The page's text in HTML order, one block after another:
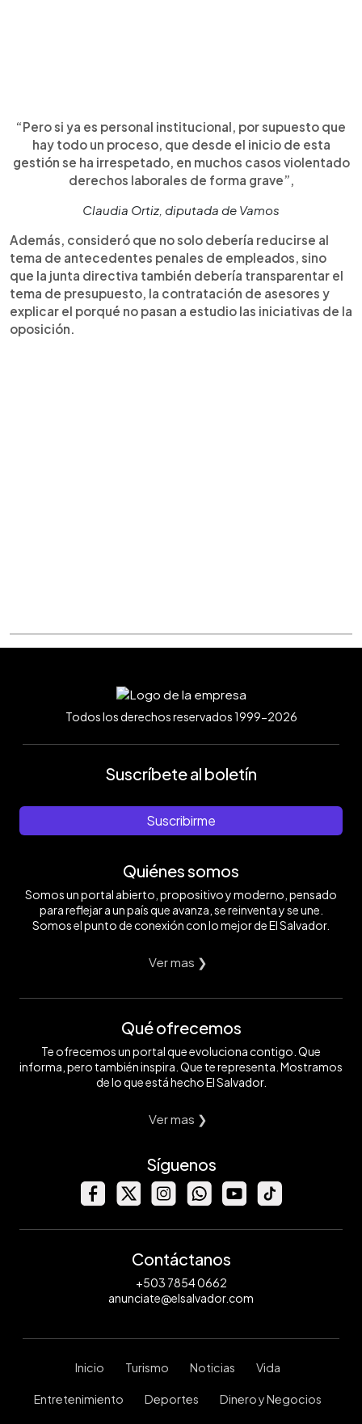
“Pero si ya es personal institucional, por supuesto que
hay todo un proceso, que desde el inicio de esta
gestión se ha irrespetado, en muchos casos violentado
derechos laborales de forma grave”,
Claudia Ortiz, diputada de Vamos
Además, consideró que no solo debería reducirse al
tema de antecedentes penales de empleados, sino
que la junta directiva también debería transparentar el
tema de presupuesto, la contratación de asesores y
explicar el porqué no pasan a estudio las iniciativas de la
oposición.
Todos los derechos reservados 1999-2026
Suscríbete al boletín
Suscribirme
Quiénes somos
Somos un portal abierto, propositivo y moderno, pensado
para reflejar a un país que avanza, se reinventa y se une.
Somos el punto de conexión con lo mejor de El Salvador.
Ver mas ❯
Qué ofrecemos
Te ofrecemos un portal que evoluciona contigo. Que
informa, pero también inspira. Que te representa. Mostramos
de lo que está hecho El Salvador.
Ver mas ❯
Síguenos
Contáctanos
+503 7854 0662
anunciate@elsalvador.com
Inicio Turismo Noticias Vida
Entretenimiento Deportes Dinero y Negocios